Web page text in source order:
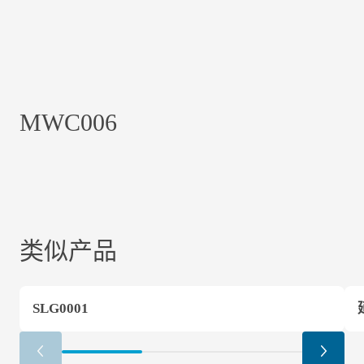
MWC006
类似产品
SLG0001